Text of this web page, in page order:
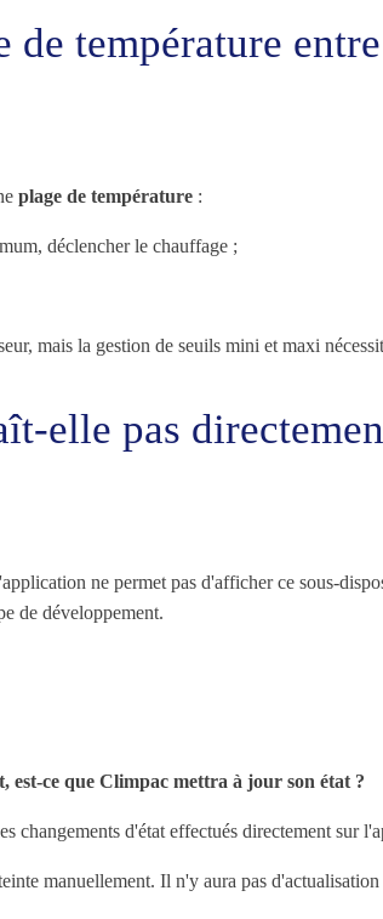
température
plage de température :
déclencher le chauffage ;
mais la gestion de seuils mini et maxi
elle pas
ne permet pas d'afficher ce sous-
de développement.
ce que Climpac mettra à jour son état ?
changements d'état effectués directement sur
manuellement. Il n'y aura pas